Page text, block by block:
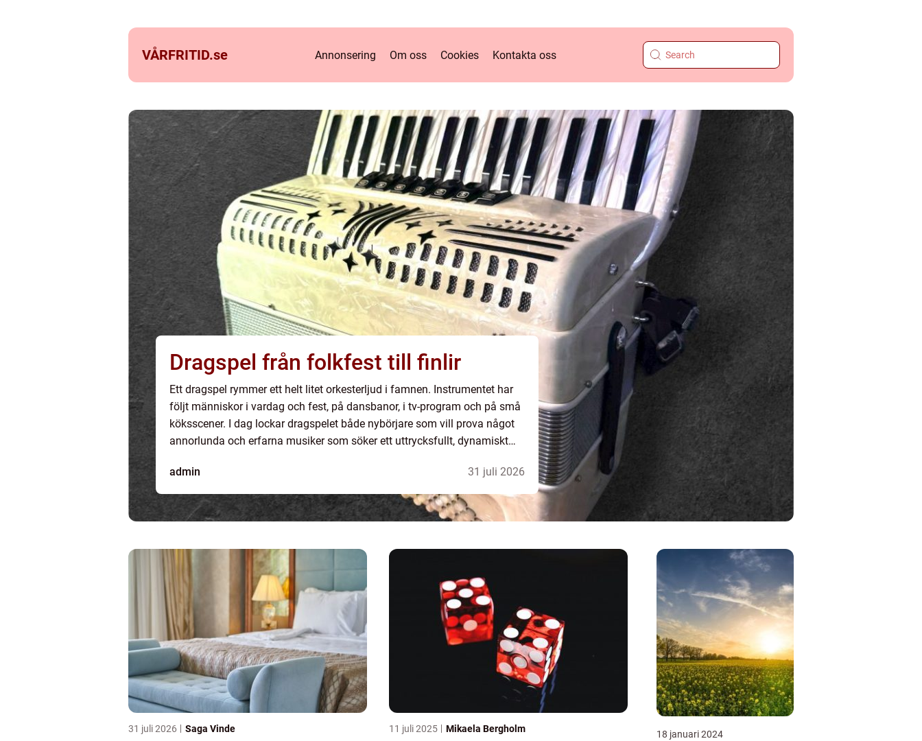
VÅRFRITID.se Annonsering Om oss Cookies Kontakta oss
Dragspel från folkfest till finlir
Ett dragspel rymmer ett helt litet orkesterljud i famnen. Instrumentet har
följt människor i vardag och fest, på dansbanor, i tv-program och på små
köksscener. I dag lockar dragspelet både nybörjare som vill prova något
annorlunda och erfarna musiker som söker ett uttrycksfullt, dynamiskt
admin
31 juli 2026
31 juli 2026 Saga Vinde 11 juli 2025 Mikaela Bergholm 18 januari 2024